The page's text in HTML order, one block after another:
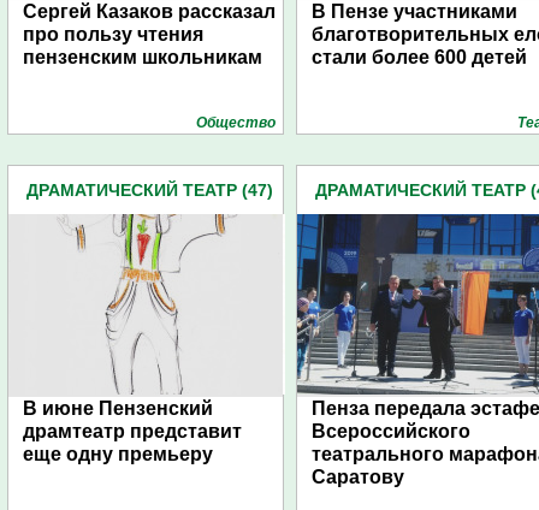
Сергей Казаков рассказал
про пользу чтения
пензенским школьникам
Общество
В Пензе участниками
благотворительных
стали более 600 детей
ДРАМАТИЧЕСКИЙ ТЕАТР (47)
В июне Пензенский
драмтеатр представит
еще одну премьеру
ДРАМАТИЧЕСКИЙ ТЕАТР
Пенза передала
Всероссийского
театрального
Саратову